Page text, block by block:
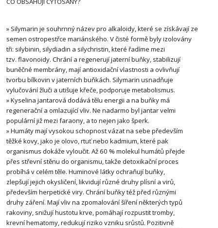
» Silymarin je souhrnný název pro alkaloidy, které se získávají ze
semen ostropestřce mariánského. V čisté formě byly izolovány
tři: silybinin, silydiadin a silychristin, které řadíme mezi
tzv. flavonoidy. Chrání a regenerují jaterní buňky, stabilizují
buněčné membrány, mají antioxidační vlastnosti a ovlivňují
tvorbu bílkovin v jaterních buňkách. Silymarin usnadňuje
vylučování žluči a utišuje křeče, podporuje metabolismus.
» Kyselina jantarová dodává tělu energii a na buňky má
regenerační a omlazující vliv. Ne nadarmo byl jantar velmi
populární již mezi faraony, a to nejen jako šperk.
» Humáty mají vysokou schopnost vázat na sebe především
těžké kovy, jako je olovo, rtuť nebo kadmium, které pak
organismus dokáže vyloučit. Až 60 % molekul humátů přejde
přes střevní stěnu do organismu, takže detoxikační proces
probíhá v celém těle. Huminové látky ochraňují buňky,
zlepšují jejich okysličení, likvidují různé druhy plísní a virů,
především herpetické viry. Chrání buňky též před různými
druhy záření. Mají vliv na zpomalování šíření některých typů
rakoviny, snižují hustotu krve, pomáhají rozpustit tromby,
krevní hematomy, redukují riziko vzniku srůstů. Pozitivně